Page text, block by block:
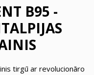
B95 -
tirgū ar revolucionāro